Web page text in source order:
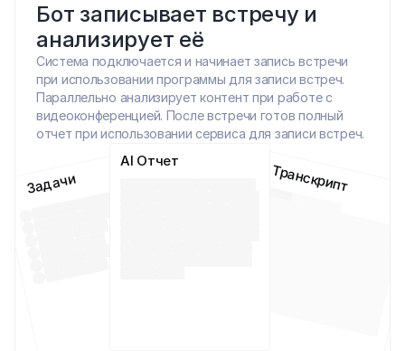
Бот записывает встречу и
анализирует её
Система подключается и начинает запись встречи
при использовании программы для записи встреч.
Параллельно анализирует контент при работе с
видеоконференцией. После встречи готов полный
отчет при использовании сервиса для записи встреч.
Транскрипт
Задачи
AI Отчет